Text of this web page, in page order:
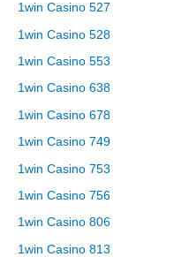
1win Casino 527
1win Casino 528
1win Casino 553
1win Casino 638
1win Casino 678
1win Casino 749
1win Casino 753
1win Casino 756
1win Casino 806
1win Casino 813